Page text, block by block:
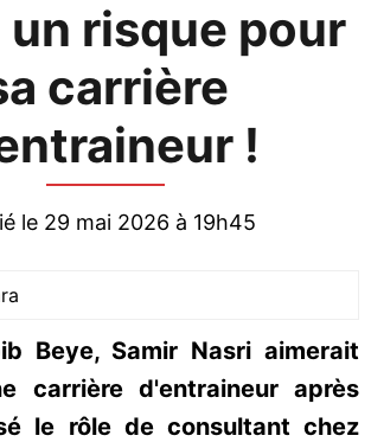
un risque pour
carrière
!
le 29 mai 2026 à 19h45
Beye, Samir Nasri aimerait
carrière d'entraineur après
le rôle de consultant chez